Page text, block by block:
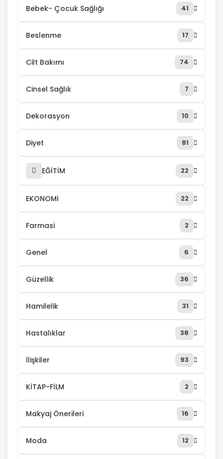
Bebek- Çocuk Sağlığı 41
Beslenme 17
Cilt Bakımı 74
Cinsel Sağlık 7
Dekorasyon 10
Diyet 81
EĞİTİM 22
EKONOMİ 22
Farmasi 2
Genel 6
Güzellik 36
Hamilelik 31
Hastalıklar 38
İlişkiler 93
KİTAP-FİLM 2
Makyaj Önerileri 16
Moda 12